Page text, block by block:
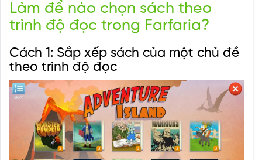
Làm để nào chọn sách theo
trình độ đọc trong Farfaria?
Cách 1: Sắp xếp sách của một chủ đề
theo trình độ đọc